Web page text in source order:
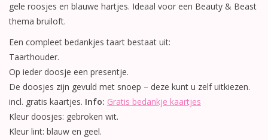
gele roosjes en blauwe hartjes. Ideaal voor een Beauty & Beast
thema bruiloft.
Een compleet bedankjes taart bestaat uit:
Taarthouder.
Op ieder doosje een presentje.
De doosjes zijn gevuld met snoep – deze kunt u zelf uitkiezen.
incl. gratis kaartjes. Info: Gratis bedankje kaartjes
Kleur doosjes: gebroken wit.
Kleur lint: blauw en geel.